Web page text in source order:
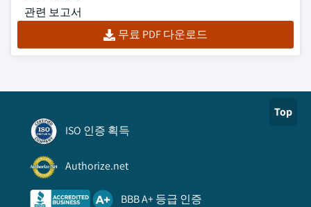
관련 보고서
무료 PDF 다운로드
Top
ISO 인증 획득
Authorize.net
BBB A+ 등급 인증